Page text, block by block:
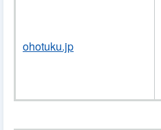
ohotuku.jp